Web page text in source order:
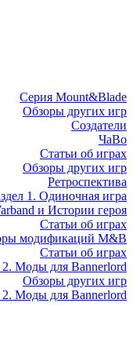
Серия Mount&Blade
Обзоры других игр
Создатели
ЧаВо
Статьи об играх
Обзоры других игр
Ретроспектива
1. Одиночная игра
и Истории героя
Статьи об играх
модификаций M&B
Статьи об играх
2. Моды для Bannerlord
Обзоры других игр
2. Моды для Bannerlord